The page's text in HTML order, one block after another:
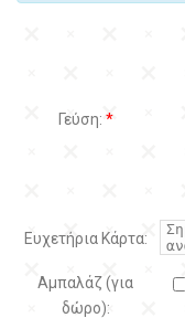
Γεύση: *
Ευχετήρια Κάρτα:
Αμπαλάζ (για
δώρο):